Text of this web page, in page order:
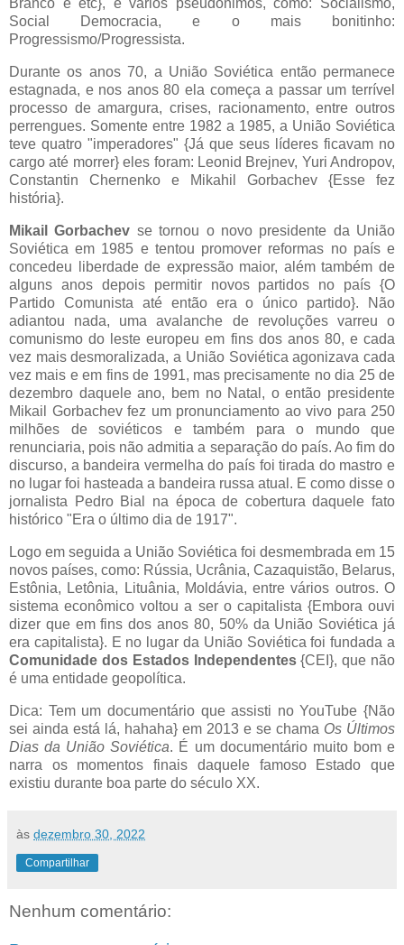
Branco e etc}, e vários pseudônimos, como: Socialismo,
Social Democracia, e o mais bonitinho:
Progressismo/Progressista.
Durante os anos 70, a União Soviética então permanece
estagnada, e nos anos 80 ela começa a passar um terrível
processo de amargura, crises, racionamento, entre outros
perrengues. Somente entre 1982 a 1985, a União Soviética
teve quatro "imperadores" {Já que seus líderes ficavam no
cargo até morrer} eles foram: Leonid Brejnev, Yuri Andropov,
Constantin Chernenko e Mikahil Gorbachev {Esse fez
história}.
Mikail Gorbachev se tornou o novo presidente da União
Soviética em 1985 e tentou promover reformas no país e
concedeu liberdade de expressão maior, além também de
alguns anos depois permitir novos partidos no país {O
Partido Comunista até então era o único partido}. Não
adiantou nada, uma avalanche de revoluções varreu o
comunismo do leste europeu em fins dos anos 80, e cada
vez mais desmoralizada, a União Soviética agonizava cada
vez mais e em fins de 1991, mas precisamente no dia 25 de
dezembro daquele ano, bem no Natal, o então presidente
Mikail Gorbachev fez um pronunciamento ao vivo para 250
milhões de soviéticos e também para o mundo que
renunciaria, pois não admitia a separação do país. Ao fim do
discurso, a bandeira vermelha do país foi tirada do mastro e
no lugar foi hasteada a bandeira russa atual. E como disse o
jornalista Pedro Bial na época de cobertura daquele fato
histórico "Era o último dia de 1917".
Logo em seguida a União Soviética foi desmembrada em 15
novos países, como: Rússia, Ucrânia, Cazaquistão, Belarus,
Estônia, Letônia, Lituânia, Moldávia, entre vários outros. O
sistema econômico voltou a ser o capitalista {Embora ouvi
dizer que em fins dos anos 80, 50% da União Soviética já
era capitalista}. E no lugar da União Soviética foi fundada a
Comunidade dos Estados Independentes{CEI}, que não
é uma entidade geopolítica.
Dica: Tem um documentário que assisti no YouTube {Não
sei ainda está lá, hahaha} em 2013 e se chama Os Últimos
Dias da União Soviética. É um documentário muito bom e
narra os momentos finais daquele famoso Estado que
existiu durante boa parte do século XX.
às dezembro 30, 2022
Compartilhar
Nenhum comentário: